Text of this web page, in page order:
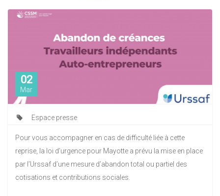
02
Mar
Espace presse
Pour vous accompagner en cas de difficulté liée à cette
reprise, la loi d’urgence pour Mayotte a prévu la mise en place
par l’Urssaf d’une mesure d’abandon total ou partiel des
cotisations et contributions sociales.